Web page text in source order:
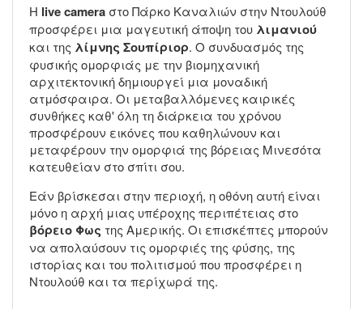
Η live camera στο Πάρκο Καναλιών στην Ντουλούθ
προσφέρει μια μαγευτική άποψη του λιμανιού
και της λίμνης Σουπίριορ. Ο συνδυασμός της
φυσικής ομορφιάς με την βιομηχανική
αρχιτεκτονική δημιουργεί μια μοναδική
ατμόσφαιρα. Οι μεταβαλλόμενες καιρικές
συνθήκες καθ' όλη τη διάρκεια του χρόνου
προσφέρουν εικόνες που καθηλώνουν και
μεταφέρουν την ομορφιά της βόρειας Μινεσότα
κατευθείαν στο σπίτι σου.
Εάν βρίσκεσαι στην περιοχή, η οθόνη αυτή είναι
μόνο η αρχή μιας υπέροχης περιπέτειας στο
βόρειο Φως της Αμερικής. Οι επισκέπτες μπορούν
να απολαύσουν τις ομορφιές της φύσης, της
ιστορίας και του πολιτισμού που προσφέρει η
Ντουλούθ και τα περίχωρά της.